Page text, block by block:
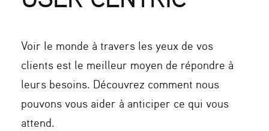
Voir le monde à travers les yeux de vos
clients est le meilleur moyen de répondre à
leurs besoins. Découvrez comment nous
pouvons vous aider à anticiper ce qui vous
attend.